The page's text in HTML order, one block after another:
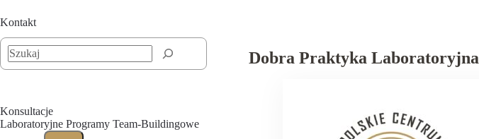
Kontakt
Szukaj
Konsultacje
Laboratoryjne Programy Team-Buildingowe
Dobra Praktyka Laboratoryjna